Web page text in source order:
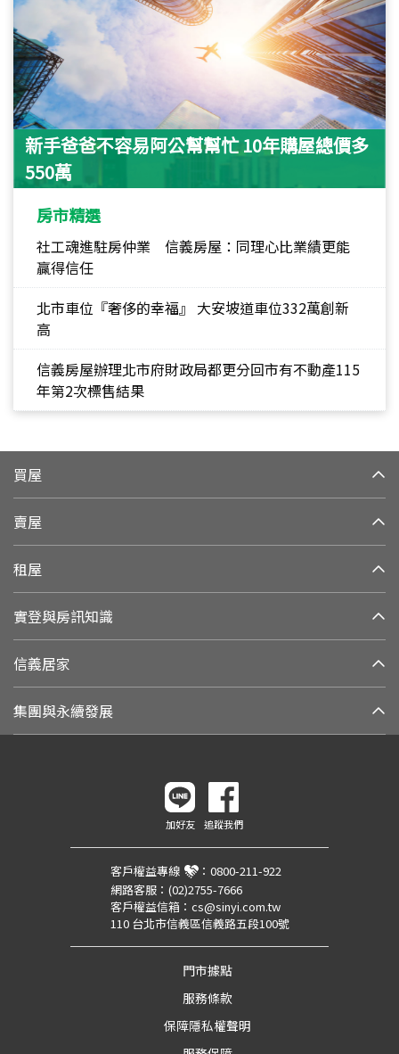
新手爸爸不容易阿公幫幫忙 10年購屋總價多
550萬
房市精選
社工魂進駐房仲業 信義房屋：同理心比業績更能
贏得信任
北市車位『奢侈的幸福』 大安坡道車位332萬創新
高
信義房屋辦理北市府財政局都更分回市有不動產115
年第2次標售結果
買屋
賣屋
租屋
實登與房訊知識
信義居家
集團與永續發展
加好友 追蹤我們
客戶權益專線 ： 0800-211-922
網路客服： (02)2755-7666
客戶權益信箱： cs@sinyi.com.tw
110 台北市信義區信義路五段100號
門市據點
服務條款
保障隱私權聲明